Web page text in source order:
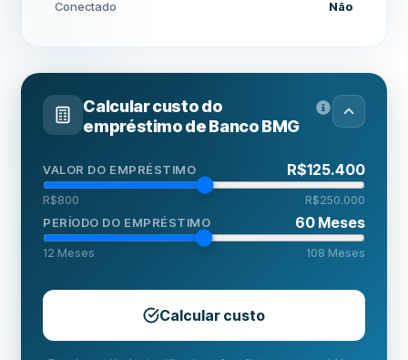
Conectado Não
Calcular custo do
empréstimo deBanco BMG
VALOR DO EMPRÉSTIMO R$125.400
R$800 R$250.000
PERÍODO DO EMPRÉSTIMO 60 Meses
12 Meses 108 Meses
Calcular custo